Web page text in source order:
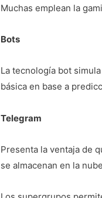
Muchas emplean la
Bots
La tecnología bot
básica en base a
Telegram
Presenta la ventaja de
se almacenan en la